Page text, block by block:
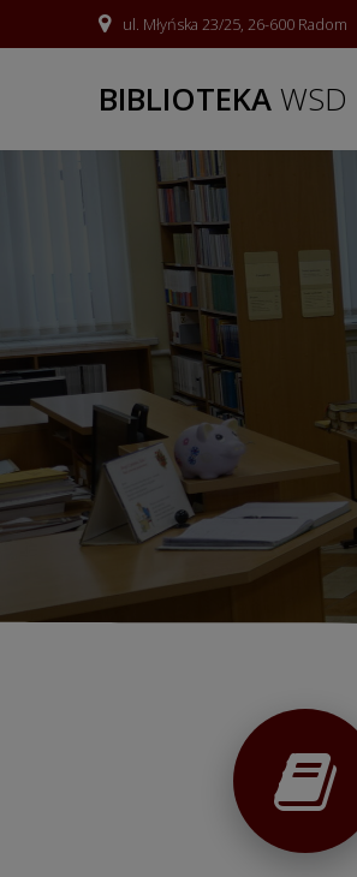
ul. Młyńska 23/25, 26-600 Radom
BIBLIOTEKA WSD